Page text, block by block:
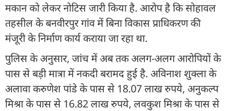
मकान को लेकर नोटिस जारी किया है. आरोप है कि सोहावल
तहसील के बनवीरपुर गांव में बिना विकास प्राधिकरण की
मंजूरी के निर्माण कार्य कराया जा रहा था.
पुलिस के अनुसार, जांच में अब तक अलग-अलग आरोपियों के
पास से बड़ी मात्रा में नकदी बरामद हुई है. अविनाश शुक्ला के
अलावा करुणेश पांडे के पास से 18.07 लाख रुपये, अनुकल्प
मिश्रा के पास से 16.82 लाख रुपये, लवकुश मिश्रा के पास से